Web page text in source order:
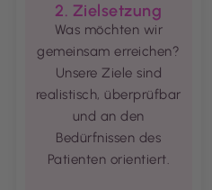
2. Zielsetzung
Was möchten wir
gemeinsam erreichen?
Unsere Ziele sind
realistisch, überprüfbar
und an den
Bedürfnissen des
Patienten orientiert.